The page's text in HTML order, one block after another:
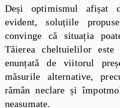
Deși optimismul afișat
evident, soluțiile
convinge că situația
Tăierea cheltuielilor
enunțată de viitorul
măsurile alternative,
rămân neclare și
neasumate.